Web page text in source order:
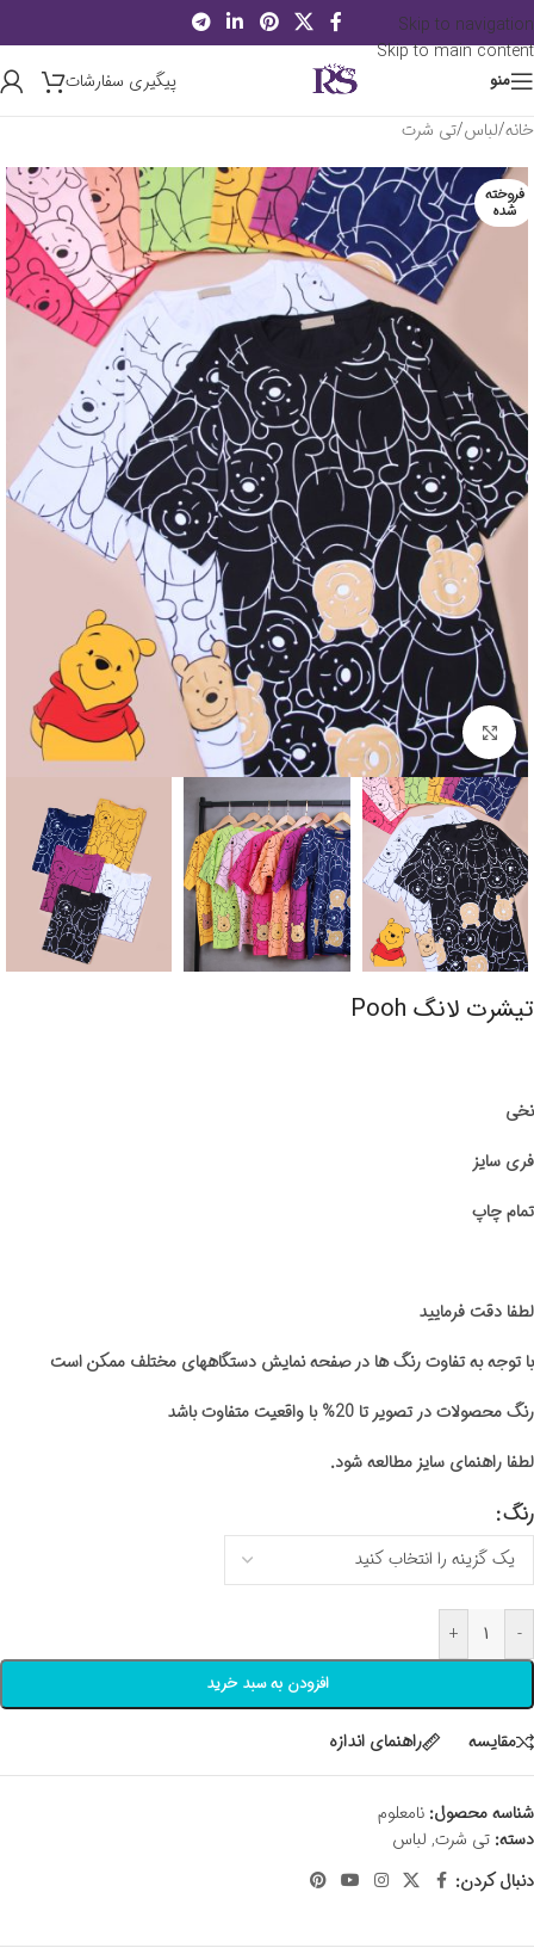
Skip to navigation
Skip to main content
منو
پیگیری سفارشات
خانه/لباس/تی شرت
فروخته
شده
برای بزرگنمایی کلیک کنید
تیشرت لانگ Pooh
نخی
فری سایز
تمام چاپ
لطفا دقت فرمایید
با توجه به تفاوت رنگ ها در صفحه نمایش دستگاههای مختلف ممکن است
رنگ محصولات در تصویر تا 20% با واقعیت متفاوت باشد
لطفا راهنمای سایز مطالعه شود.
رنگ
-
+
افزودن به سبد خرید
مقايسه راهنمای اندازه
شناسه محصول: نامعلوم
دسته: تی شرت, لباس
دنبال کردن: